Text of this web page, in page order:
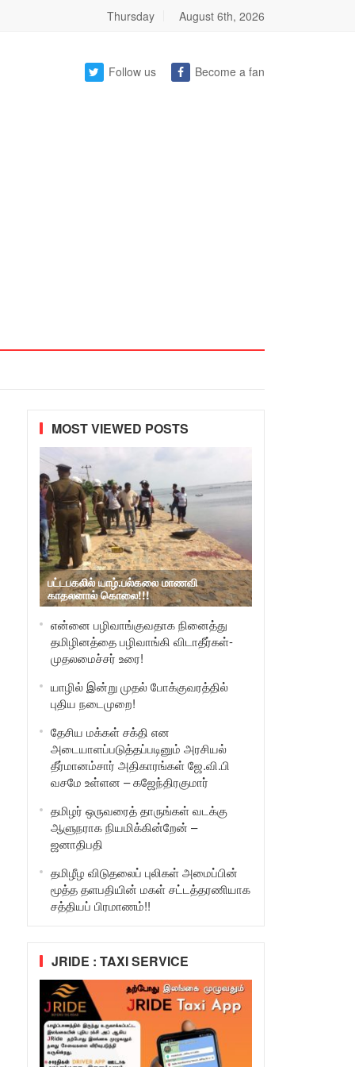
Thursday August 6th, 2026
Follow us Become a fan
MOST VIEWED POSTS
பட்டபகலில் யாழ்.பல்கலை மாணவி
காதலனால் கொலை!!!
என்னை பழிவாங்குவதாக நினைத்து
தமிழினத்தை பழிவாங்கி விடாதீர்கள்-
முதலமைச்சர் உரை!
யாழில் இன்று முதல் போக்குவரத்தில்
புதிய நடைமுறை!
தேசிய மக்கள் சக்தி என
அடையாளப்படுத்தப்படினும் அரசியல்
தீர்மானம்சார் அதிகாரங்கள் ஜே.வி.பி
வசமே உள்ளன – கஜேந்திரகுமார்
தமிழர் ஒருவரைத் தாருங்கள் வடக்கு
ஆளுநராக நியமிக்கின்றேன் –
ஜனாதிபதி
தமிழீழ விடுதலைப் புலிகள் அமைப்பின்
மூத்த தளபதியின் மகள் சட்டத்தரணியாக
சத்தியப் பிரமாணம்!!
JRIDE : TAXI SERVICE